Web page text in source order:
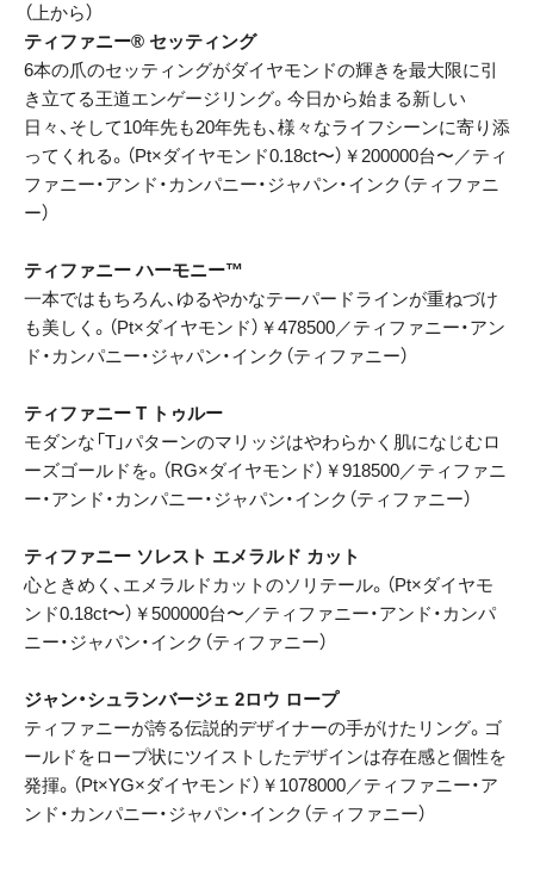
（上から）
ティファニー® セッティング
6本の爪のセッティングがダイヤモンドの輝きを最大限に引
き立てる王道エンゲージリング。今日から始まる新しい
日々、そして10年先も20年先も、様々なライフシーンに寄り添
ってくれる。（Pt×ダイヤモンド0.18ct〜）￥200000台〜／ティ
ファニー・アンド・カンパニー・ジャパン・インク（ティファニ
ー）
ティファニー ハーモニー™
一本ではもちろん、ゆるやかなテーパードラインが重ねづけ
も美しく。（Pt×ダイヤモンド）￥478500／ティファニー・アン
ド・カンパニー・ジャパン・インク（ティファニー）
ティファニー T トゥルー
モダンな「T」パターンのマリッジはやわらかく肌になじむロ
ーズゴールドを。（RG×ダイヤモンド）￥918500／ティファニ
ー・アンド・カンパニー・ジャパン・インク（ティファニー）
ティファニー ソレスト エメラルド カット
心ときめく、エメラルドカットのソリテール。（Pt×ダイヤモ
ンド0.18ct〜）￥500000台〜／ティファニー・アンド・カンパ
ニー・ジャパン・インク（ティファニー）
ジャン・シュランバージェ 2ロウ ロープ
ティファニーが誇る伝説的デザイナーの手がけたリング。ゴ
ールドをロープ状にツイストしたデザインは存在感と個性を
発揮。（Pt×YG×ダイヤモンド）￥1078000／ティファニー・ア
ンド・カンパニー・ジャパン・インク（ティファニー）